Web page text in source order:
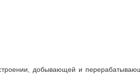
добывающей и